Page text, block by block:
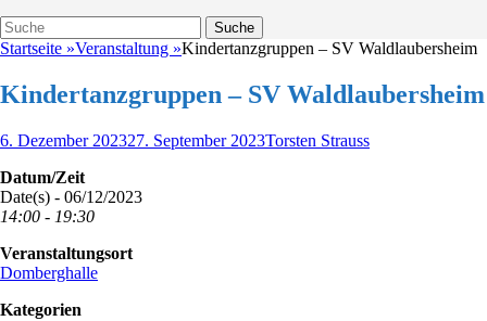
Suche
Suche
nach:
Startseite »Veranstaltung »Kindertanzgruppen – SV Waldlaubersheim
Kindertanzgruppen – SV Waldlaubersheim
Veröffentlicht
6. Dezember 202327. September 2023Autor
Torsten Strauss
Datum/Zeit
Date(s) - 06/12/2023
14:00 - 19:30
Veranstaltungsort
Domberghalle
Kategorien